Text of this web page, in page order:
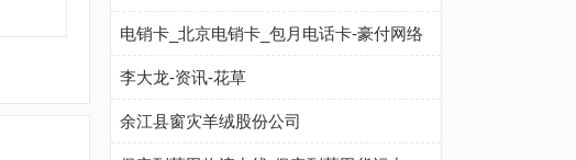
电销卡_北京电销卡_包月电话卡-豪付网络
李大龙-资讯-花草
余江县窗灾羊绒股份公司